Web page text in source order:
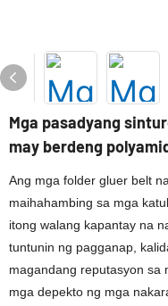
Mga pasadyang
may berdeng
Ang mga folder gluer belt
maihahambing sa mga
itong walang kapantay na
tuntunin ng pagganap,
magandang reputasyon sa
mga depekto ng mga